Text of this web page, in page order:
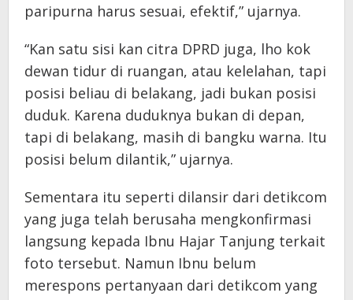
paripurna harus sesuai, efektif,” ujarnya.
“Kan satu sisi kan citra DPRD juga, lho kok
dewan tidur di ruangan, atau kelelahan, tapi
posisi beliau di belakang, jadi bukan posisi
duduk. Karena duduknya bukan di depan,
tapi di belakang, masih di bangku warna. Itu
posisi belum dilantik,” ujarnya.
Sementara itu seperti dilansir dari detikcom
yang juga telah berusaha mengkonfirmasi
langsung kepada Ibnu Hajar Tanjung terkait
foto tersebut. Namun Ibnu belum
merespons pertanyaan dari detikcom yang